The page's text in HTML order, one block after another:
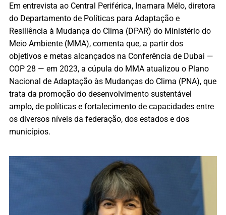
Em entrevista ao Central Periférica, Inamara Mélo, diretora
do Departamento de Políticas para Adaptação e
Resiliência à Mudança do Clima (DPAR) do Ministério do
Meio Ambiente (MMA), comenta que, a partir dos
objetivos e metas alcançados na Conferência de Dubai —
COP 28 — em 2023, a cúpula do MMA atualizou o Plano
Nacional de Adaptação às Mudanças do Clima (PNA), que
trata da promoção do desenvolvimento sustentável
amplo, de políticas e fortalecimento de capacidades entre
os diversos níveis da federação, dos estados e dos
municípios.